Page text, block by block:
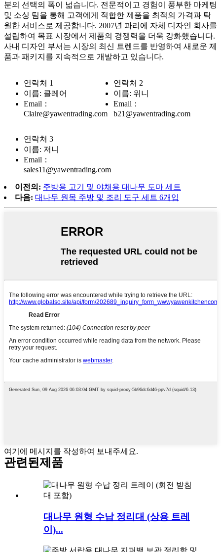
분의 선택의 폭이 넓습니다. 전문적이고 경험이 풍부한 마케팅
및 소싱 팀을 통해 고객에게 적합한 제품을 최적의 가격과 탁
월한 서비스로 제공합니다. 2007년 파리에 자체 디자인 회사를
설립하여 목표 시장에서 제품의 경쟁력을 더욱 강화했습니다.
사내 디자인 부서는 시장의 최신 트렌드를 반영하여 새로운 제
품과 패키지를 지속적으로 개발하고 있습니다.
연락처 1
이름: 클레어
Email：
Claire@yawentrading.com
연락처 2
이름: 위니
Email：
b21@yawentrading.com
연락처 3
이름: 저니
Email：
sales11@yawentrading.com
이전의: 주방용 고기 및 야채용 대나무 도마 세트
다음: 대나무 원목 주방 및 조리 도구 세트 6개입
여기에 메시지를 작성하여 보내주세요.
관련된제품
대나무 원형 수납 정리대 (상용 트레
이)...